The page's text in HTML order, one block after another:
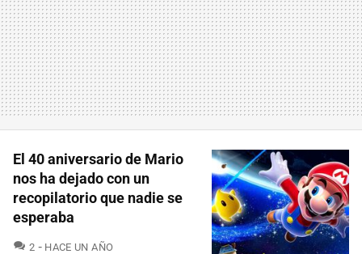
El 40 aniversario de Mario
nos ha dejado con un
recopilatorio que nadie se
esperaba
2 COMENTARIOS
HACE UN AÑO